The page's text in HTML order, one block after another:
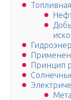
Принцип